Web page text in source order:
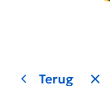
Terug